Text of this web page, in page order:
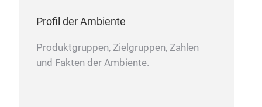
Profil der Ambiente
Produktgruppen, Zielgruppen, Zahlen
und Fakten der Ambiente.